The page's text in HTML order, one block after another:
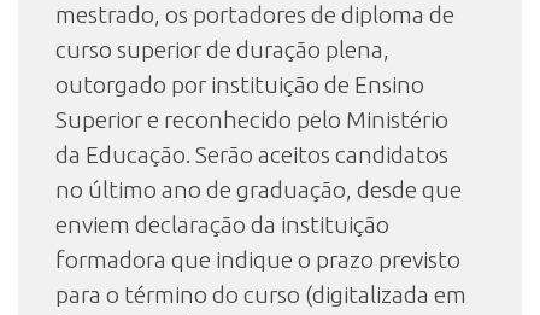
mestrado, os portadores de diploma de
curso superior de duração plena,
outorgado por instituição de Ensino
Superior e reconhecido pelo Ministério
da Educação. Serão aceitos candidatos
no último ano de graduação, desde que
enviem declaração da instituição
formadora que indique o prazo previsto
para o término do curso (digitalizada em